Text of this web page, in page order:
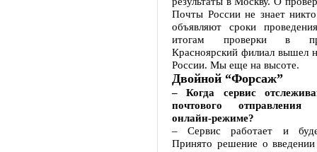
Почты России не знает
объявляют сроки
итогам проверки в
Красноярский филиал вышел
России. Мы еще на высоте.
Двойной “Форсаж”
– Когда сервис
почтового отправления
онлайн-режиме?
– Сервис работает и
Принято решение о